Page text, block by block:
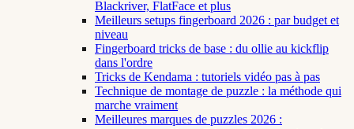
Blackriver, FlatFace et plus
Meilleurs setups fingerboard 2026 : par budget et
niveau
Fingerboard tricks de base : du ollie au kickflip
dans l'ordre
Tricks de Kendama : tutoriels vidéo pas à pas
Technique de montage de puzzle : la méthode qui
marche vraiment
Meilleures marques de puzzles 2026 :